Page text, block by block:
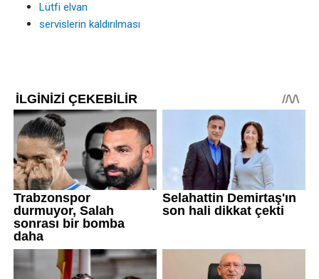
Lütfi elvan
servislerin kaldırılması